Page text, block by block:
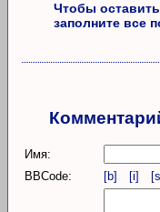
Чтобы
заполните все
Имя:
BBCode:
[b] [i]